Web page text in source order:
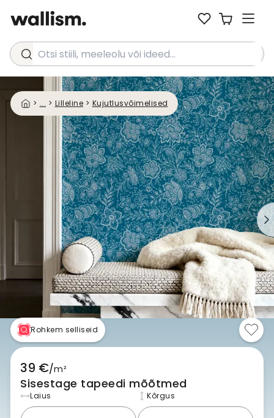
Otsi stiili, meeleolu või ideed...
> ... > Lilleline > Kujutlusvõimelised
Rohkem selliseid
39 €/m²
Sisestage tapeedi mõõtmed
Laius Kõrgus